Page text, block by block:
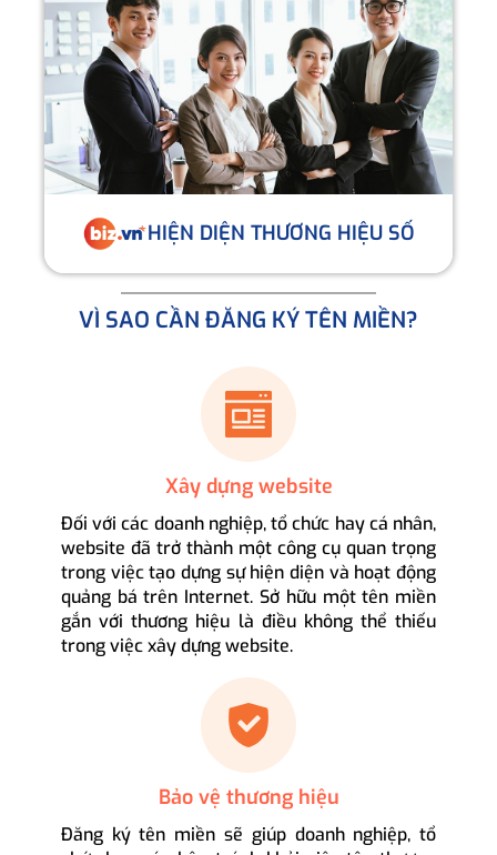
HIỆN DIỆN THƯƠNG HIỆU SỐ
VÌ SAO CẦN ĐĂNG KÝ TÊN MIỀN?
Xây dựng website
Đối với các doanh nghiệp, tổ chức hay cá nhân,
website đã trở thành một công cụ quan trọng
trong việc tạo dựng sự hiện diện và hoạt động
quảng bá trên Internet. Sở hữu một tên miền
gắn với thương hiệu là điều không thể thiếu
trong việc xây dựng website.
Bảo vệ thương hiệu
Đăng ký tên miền sẽ giúp doanh nghiệp, tổ